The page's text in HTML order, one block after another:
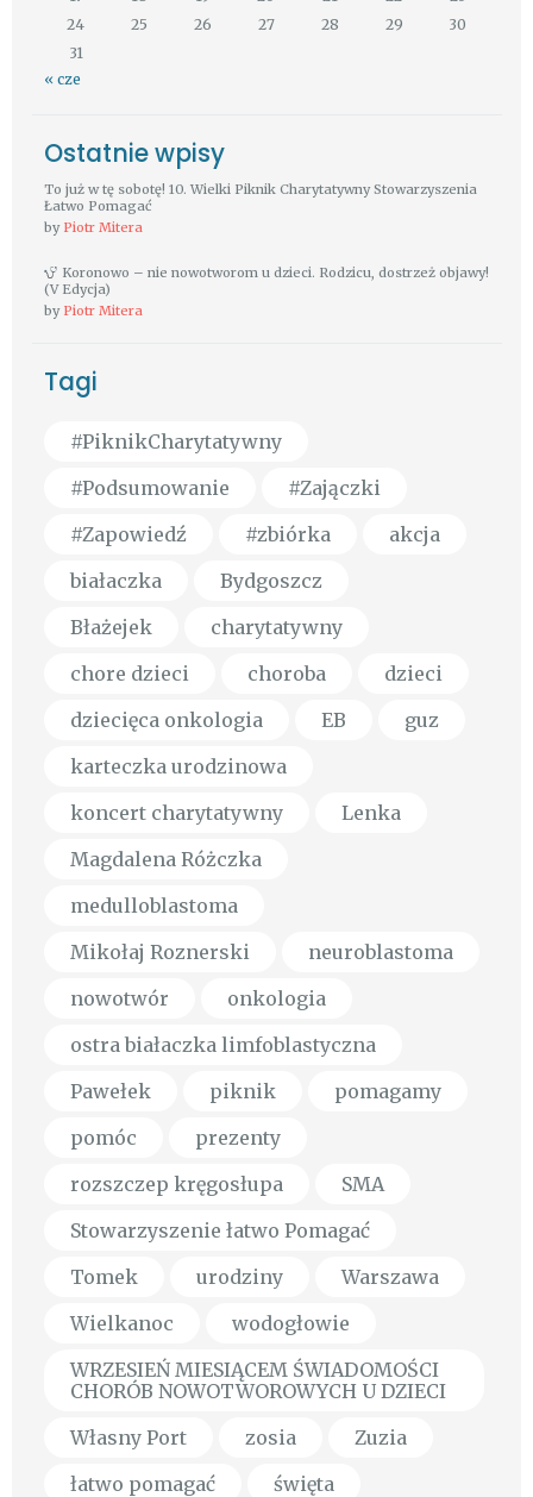
24
25 26 27 28 29
30
31
« cze
Ostatnie wpisy
To już w tę sobotę! 10. Wielki Piknik Charytatywny Stowarzyszenia
Łatwo Pomagać
by Piotr Mitera
Koronowo – nie nowotworom u dzieci. Rodzicu, dostrzeż objawy!
(V Edycja)
by Piotr Mitera
Tagi
#PiknikCharytatywny
#Podsumowanie
#Zajączki
#Zapowiedź
#zbiórka
akcja
białaczka
Bydgoszcz
Błażejek
charytatywny
chore dzieci
choroba
dzieci
dziecięca onkologia
EB
guz
karteczka urodzinowa
koncert charytatywny
Lenka
Magdalena Różczka
medulloblastoma
Mikołaj Roznerski
neuroblastoma
nowotwór
onkologia
ostra białaczka limfoblastyczna
Pawełek
piknik
pomagamy
pomóc
prezenty
rozszczep kręgosłupa
SMA
Stowarzyszenie łatwo Pomagać
Tomek
urodziny
Warszawa
Wielkanoc
wodogłowie
WRZESIEŃ MIESIĄCEM ŚWIADOMOŚCI
CHORÓB NOWOTWOROWYCH U DZIECI
Własny Port
zosia
Zuzia
łatwo pomagać
święta